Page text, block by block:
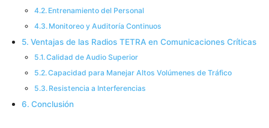
Entrenamiento del Personal
Monitoreo y Auditoría Continuos
Ventajas de las Radios TETRA en Comunicaciones Críticas
Calidad de Audio Superior
Capacidad para Manejar Altos Volúmenes de Tráfico
Resistencia a Interferencias
Conclusión